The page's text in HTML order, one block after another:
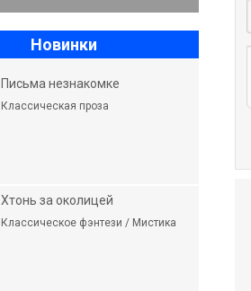
Новинки
Письма незнакомке
Классическая проза
Хтонь за околицей
Классическое фэнтези / Мистика